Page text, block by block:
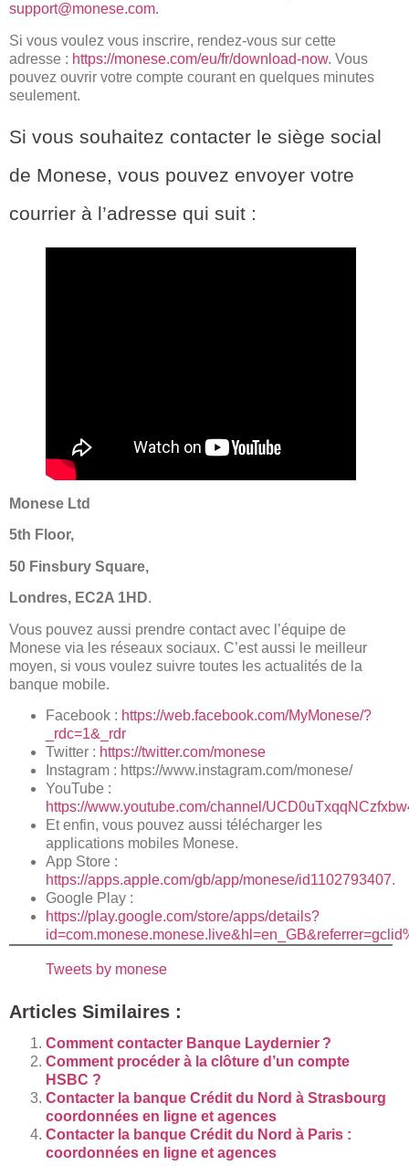
support@monese.com.
Si vous voulez vous inscrire, rendez-vous sur cette
adresse : https://monese.com/eu/fr/download-now. Vous
pouvez ouvrir votre compte courant en quelques minutes
seulement.
Si vous souhaitez contacter le siège social
de Monese, vous pouvez envoyer votre
courrier à l’adresse qui suit :
Monese Ltd
5th Floor,
50 Finsbury Square,
Londres, EC2A 1HD.
Vous pouvez aussi prendre contact avec l’équipe de
Monese via les réseaux sociaux. C’est aussi le meilleur
moyen, si vous voulez suivre toutes les actualités de la
banque mobile.
Facebook : https://web.facebook.com/MyMonese/?
_rdc=1&_rdr
Twitter : https://twitter.com/monese
Instagram : https://www.instagram.com/monese/
YouTube :
https://www.youtube.com/channel/
Et enfin, vous pouvez aussi télécharger les
applications mobiles Monese.
App Store :
https://apps.apple.com/gb/app/monese/id1102793407.
Google Play :
https://play.google.com/store/apps/details?
Tweets by monese
Articles Similaires :
Comment contacter Banque Laydernier ?
Comment procéder à la clôture d’un compte
HSBC ?
Contacter la banque Crédit du Nord à Strasbourg
coordonnées en ligne et agences
Contacter la banque Crédit du Nord à Paris :
coordonnées en ligne et agences